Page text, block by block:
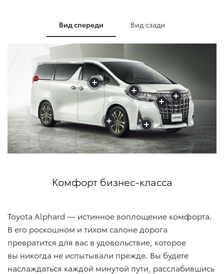
Вид спереди Вид сзади
+
+
+
+
+
+
+
+
+
Комфорт бизнес-класса
Toyota Alphard — истинное воплощение комфорта.
В его роскошном и тихом салоне дорога
превратится для вас в удовольствие, которое
вы никогда не испытывали прежде. Вы будете
наслаждаться каждой минутой пути, расслабившись